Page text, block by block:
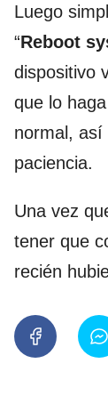
Luego
“Reboot
dispositivo
que lo
normal, así
paciencia.
Una vez
tener que
recién